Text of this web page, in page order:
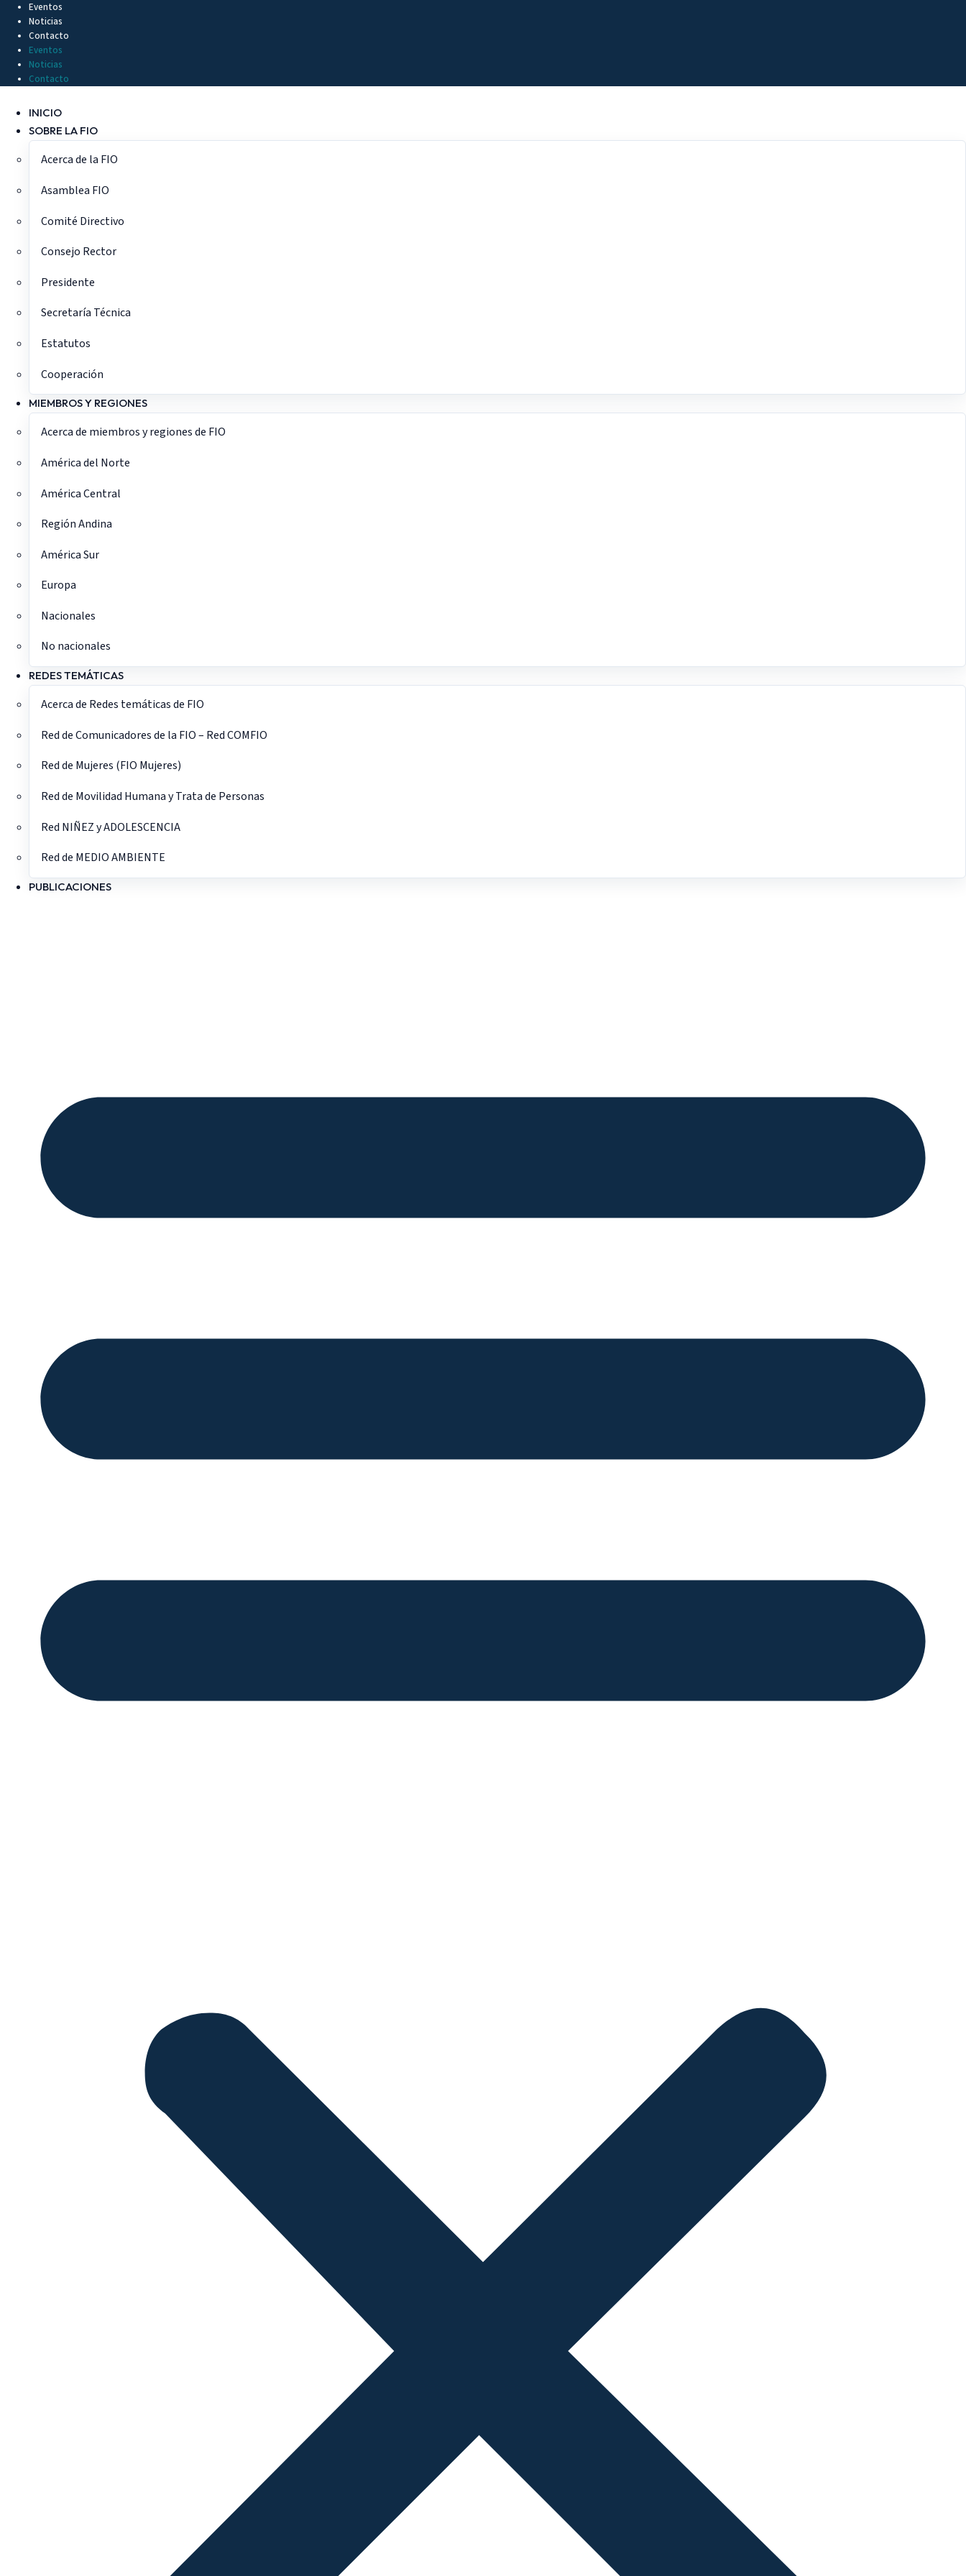
contenido
Eventos
Noticias
Contacto
Eventos
Noticias
Contacto
INICIO
SOBRE LA FIO
Acerca de la FIO
Asamblea FIO
Comité Directivo
Consejo Rector
Presidente
Secretaría Técnica
Estatutos
Cooperación
MIEMBROS Y REGIONES
Acerca de miembros y regiones de FIO
América del Norte
América Central
Región Andina
América Sur
Europa
Nacionales
No nacionales
REDES TEMÁTICAS
Acerca de Redes temáticas de FIO
Red de Comunicadores de la FIO – Red COMFIO
Red de Mujeres (FIO Mujeres)
Red de Movilidad Humana y Trata de Personas
Red NIÑEZ y ADOLESCENCIA
Red de MEDIO AMBIENTE
PUBLICACIONES